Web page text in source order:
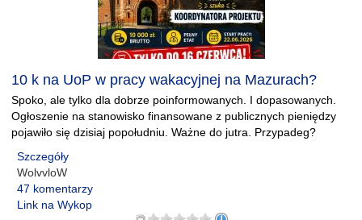
10 k na UoP w pracy wakacyjnej na Mazurach?
Spoko, ale tylko dla dobrze poinformowanych. I dopasowanych.
Ogłoszenie na stanowisko finansowane z publicznych pieniędzy
pojawiło się dzisiaj popołudniu. Ważne do jutra. Przypadeg?
Szczegóły
WolvvloW
47 komentarzy
Link na Wykop